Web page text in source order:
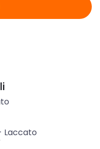
Laccato